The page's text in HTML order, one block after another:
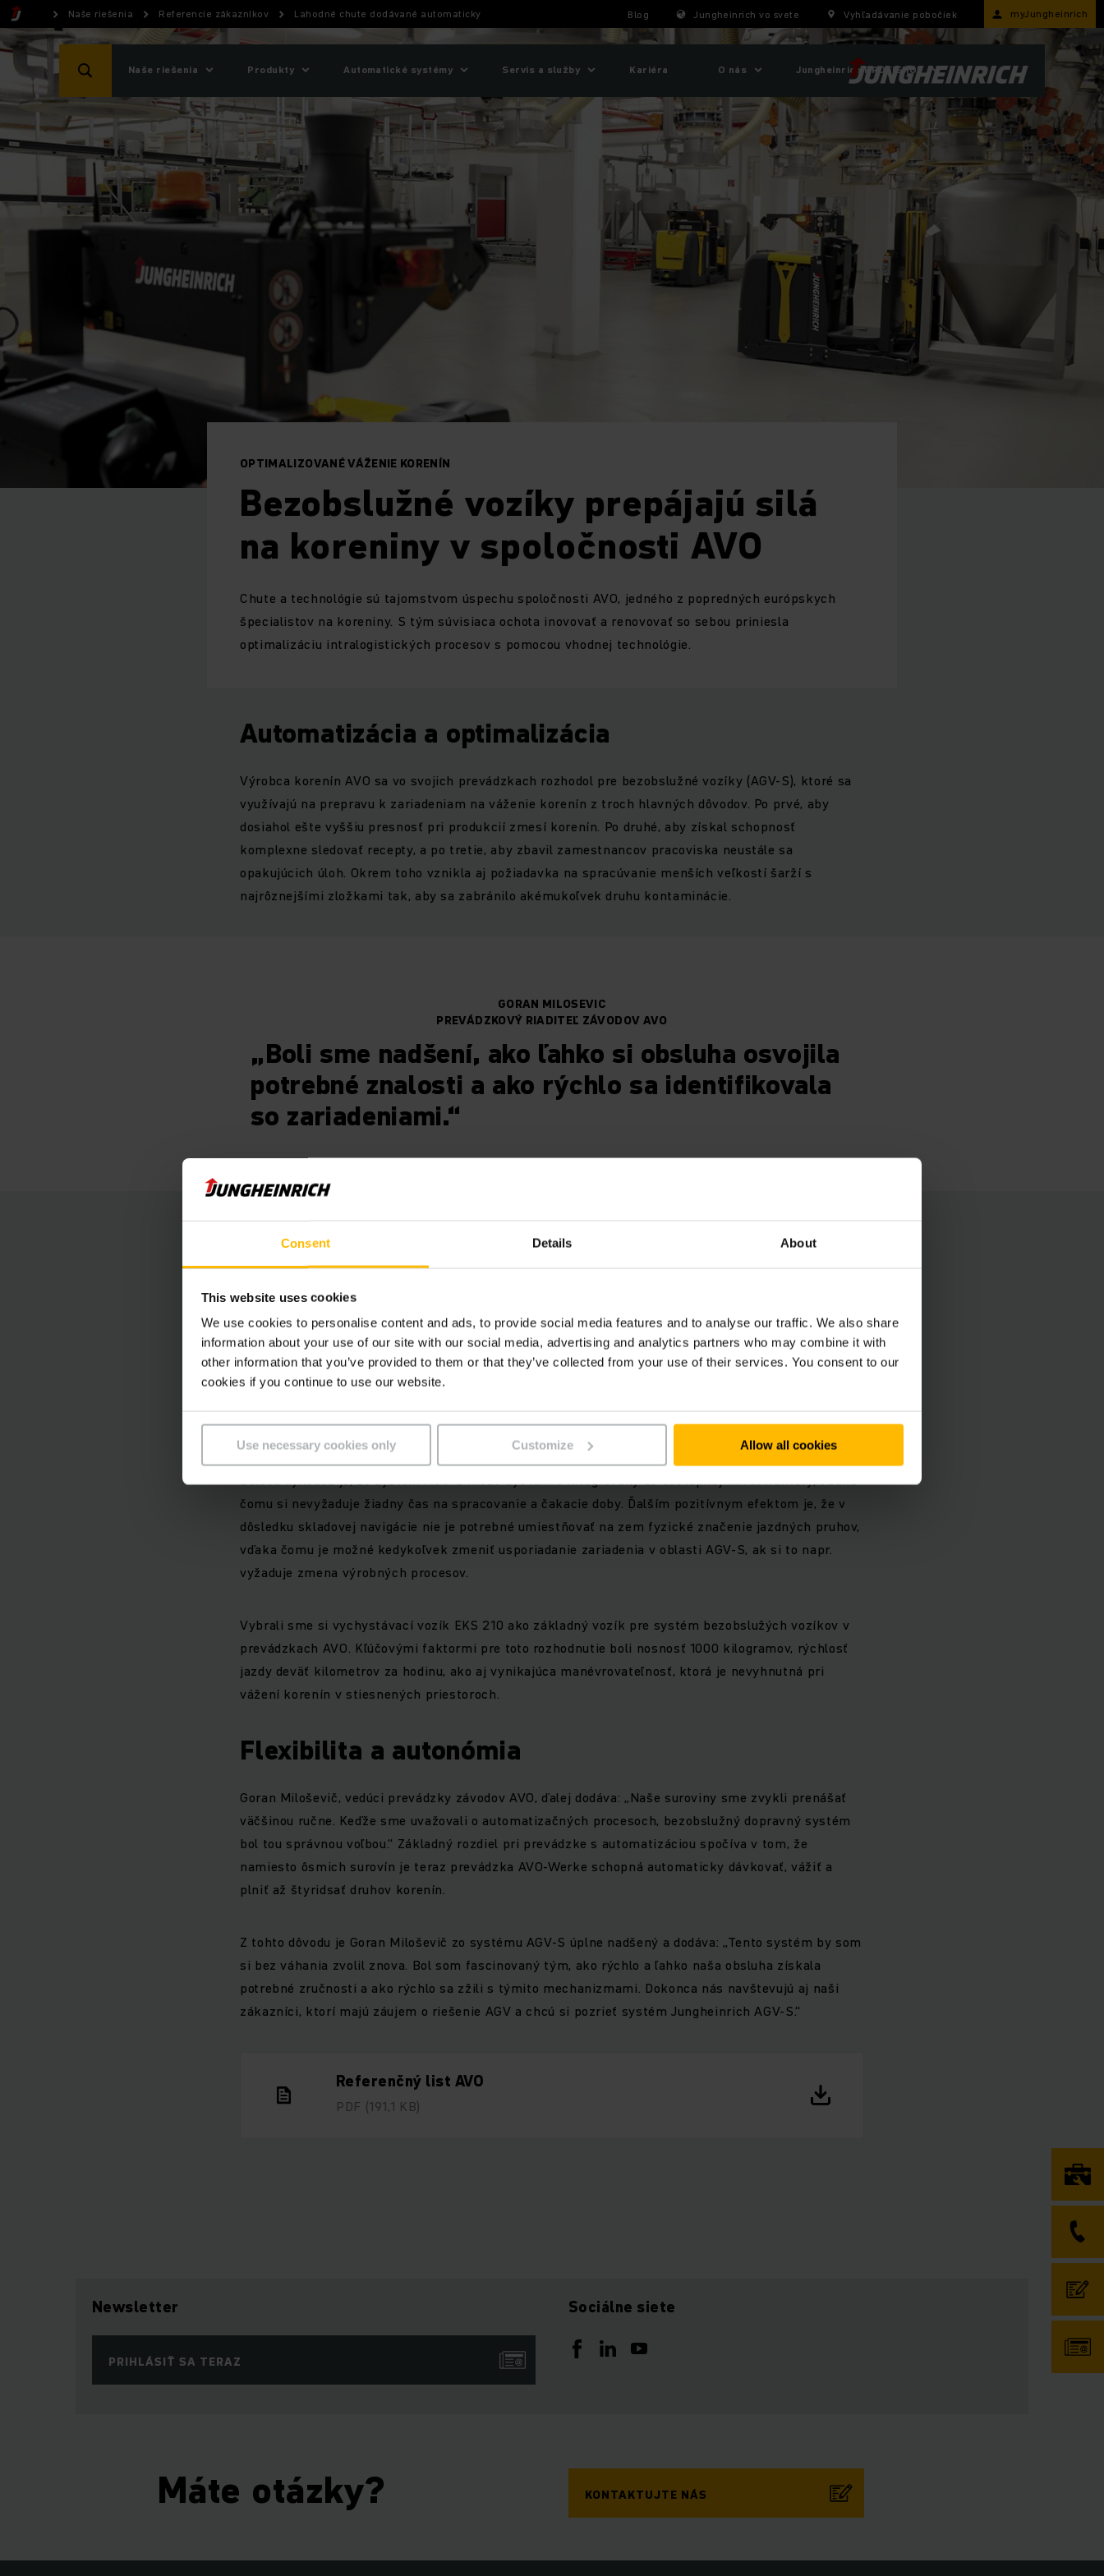
Consent Details About
This website uses cookies
We use cookies to personalise content and ads, to provide social media features and to analyse our traffic. We also share
information about your use of our site with our social media, advertising and analytics partners who may combine it with
other information that you’ve provided to them or that they’ve collected from your use of their services. You consent to our
cookies if you continue to use our website.
Use necessary cookies only Customize Allow all cookies
Naše riešenia Referencie zákazníkov Lahodné chute dodávané automaticky Blog Jungheinrich vo svete Vyhľadávanie pobočiek myJungheinrich
Naše riešenia Produkty Automatické systémy Servis a služby Kariéra O nás Jungheinrich PROFISHOP
OPTIMALIZOVANÉ VÁŽENIE KORENÍN
Bezobslužné vozíky prepájajú silá
na koreniny v spoločnosti AVO
Chute a technológie sú tajomstvom úspechu spoločnosti AVO, jedného z popredných európskych
špecialistov na koreniny. S tým súvisiaca ochota inovovať a renovovať so sebou priniesla
optimalizáciu intralogistických procesov s pomocou vhodnej technológie.
Automatizácia a optimalizácia
Výrobca korenín AVO sa vo svojich prevádzkach rozhodol pre bezobslužné vozíky (AGV-S), ktoré sa
využívajú na prepravu k zariadeniam na váženie korenín z troch hlavných dôvodov. Po prvé, aby
dosiahol ešte vyššiu presnosť pri produkcií zmesí korenín. Po druhé, aby získal schopnosť
komplexne sledovať recepty, a po tretie, aby zbavil zamestnancov pracoviska neustále sa
opakujúcich úloh. Okrem toho vznikla aj požiadavka na spracúvanie menších veľkostí šarží s
najrôznejšími zložkami tak, aby sa zabránilo akémukoľvek druhu kontaminácie.
GORAN MILOSEVIC
PREVÁDZKOVÝ RIADITEĽ ZÁVODOV AVO
„Boli sme nadšení, ako ľahko si obsluha osvojila
potrebné znalosti a ako rýchlo sa identifikovala
so zariadeniami.“
Bezobslužné vozíky
váženia korenín už niekoľko rokov. Ich úlohou je s vysokou presnosťou umiestňovať zberné nádoby
pod fľašové a dávkovacie systémy.
Výhody bezobslužných vozíkov spočívajú v laserovej navigácii, ktorá zabezpečuje optimalizované
ponúkajú vysokú spoľahlivosť, minimálne personálne náklady a štandardizované postupy.
Ďalšou výhodou je, že systém AGV-S môže byť ľahko integrovaný do dostupnej infraštruktúry, vďaka
čomu si nevyžaduje žiadny čas na spracovanie a čakacie doby. Ďalším pozitívnym efektom je, že v
dôsledku skladovej navigácie nie je potrebné umiestňovať na zem fyzické značenie jazdných pruhov,
vďaka čomu je možné kedykoľvek zmeniť usporiadanie zariadenia v oblasti AGV-S, ak si to napr.
vyžaduje zmena výrobných procesov.
Vybrali sme si vychystávací vozík EKS 210 ako základný vozík pre systém bezobslužých vozíkov v
prevádzkach AVO. Kľúčovými faktormi pre toto rozhodnutie boli nosnosť 1000 kilogramov, rýchlosť
jazdy deväť kilometrov za hodinu, ako aj vynikajúca manévrovateľnosť, ktorá je nevyhnutná pri
vážení korenín v stiesnených priestoroch.
Flexibilita a autonómia
Goran Miloševič, vedúci prevádzky závodov AVO, ďalej dodáva: „Naše suroviny sme zvykli prenášať
väčšinou ručne. Keďže sme uvažovali o automatizačných procesoch, bezobslužný dopravný systém
bol tou správnou voľbou.“ Základný rozdiel pri prevádzke s automatizáciou spočíva v tom, že
namiesto ôsmich surovín je teraz prevádzka AVO-Werke schopná automaticky dávkovať, vážiť a
plniť až štyridsať druhov korenín.
Z tohto dôvodu je Goran Miloševič zo systému AGV-S úplne nadšený a dodáva: „Tento systém by som
si bez váhania zvolil znova. Bol som fascinovaný tým, ako rýchlo a ľahko naša obsluha získala
potrebné zručnosti a ako rýchlo sa zžili s týmito mechanizmami. Dokonca nás navštevujú aj naši
zákazníci, ktorí majú záujem o riešenie AGV a chcú si pozrieť systém Jungheinrich AGV-S.“
Referenčný list AVO
PDF (191,1 KB)
Newsletter
PRIHLÁSIŤ SA TERAZ
Sociálne siete
Máte otázky? KONTAKTUJTE NÁS